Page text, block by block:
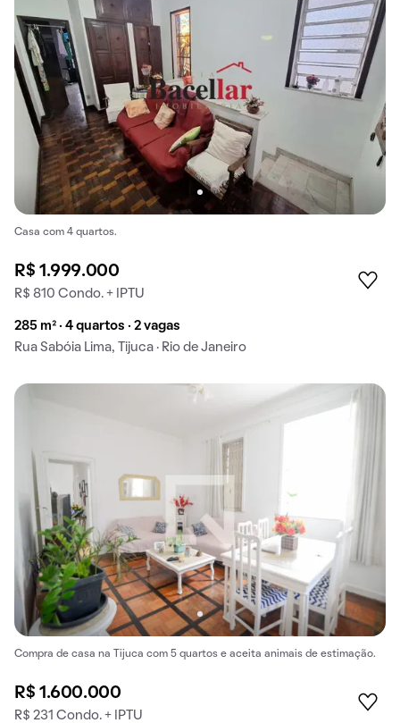
Casa com 4 quartos.
R$ 1.999.000
R$ 810 Condo. + IPTU
285 m² · 4 quartos · 2 vagas
Rua Sabóia Lima, Tijuca · Rio de Janeiro
Compra de casa na Tijuca com 5 quartos e aceita animais de estimação.
R$ 1.600.000
R$ 231 Condo. + IPTU